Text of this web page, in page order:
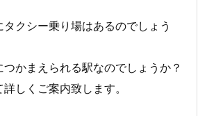
クシー乗り場はあるのでしょう
かまえられる駅なのでしょうか？
しくご案内致します。